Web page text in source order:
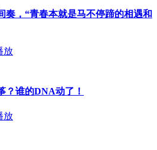
奏，“青春本就是马不停蹄的相遇和
放
？谁的DNA动了！
放